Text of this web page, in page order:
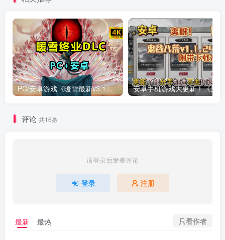
PC/安卓游戏《暖雪最新v3.1.0.1》终业DLC整合版！
评论 共16条
请登录后发表评论
登录 注册
最新 最热 只看作者